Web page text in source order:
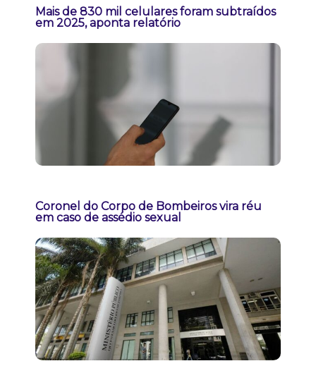
Mais de 830 mil celulares foram subtraídos
em 2025, aponta relatório
Coronel do Corpo de Bombeiros vira réu
em caso de assédio sexual